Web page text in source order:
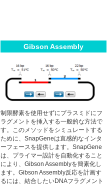
Gibson Assembly
制限酵素を使用せずにプラスミドにフ
ラグメントを挿入する一般的な方法で
す。このメソッドをシミュレートする
ために、SnapGeneは直感的なインタ
ーフェースを提供します。SnapGene
は、プライマー設計を自動化すること
により、Gibson Assemblyを簡素化し
ます。Gibson Assembly反応を計画す
るには、結合したいDNAフラグメント